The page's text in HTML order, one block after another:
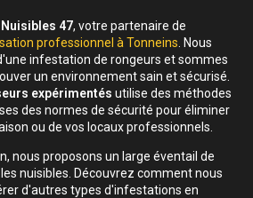
47, votre partenaire de
professionnel à Tonneins . Nous
infestation de rongeurs et sommes
un environnement sain et sécurisé.
expérimentés utilise des méthodes
des normes de sécurité pour éliminer
ou de vos locaux professionnels.
nous proposons un large éventail de
nuisibles. Découvrez comment nous
d'autres types d'infestations en